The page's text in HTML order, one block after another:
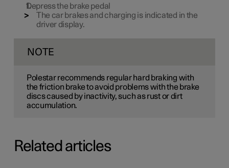
Depress the brake pedal
The car brakes and charging is indicated in the
driver display.
NOTE
Polestar recommends regular hard braking with
the friction brake to avoid problems with the brake
discs caused by inactivity, such as rust or dirt
accumulation.
Related articles